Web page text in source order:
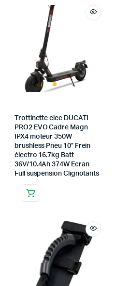
Trottinette elec DUCATI
PRO2 EVO Cadre Magn
IPX4 moteur 350W
brushless Pneu 10” Frein
électro 16.7kg Batt
36V/10.4Ah 374W Ecran
Full suspension Clignotants